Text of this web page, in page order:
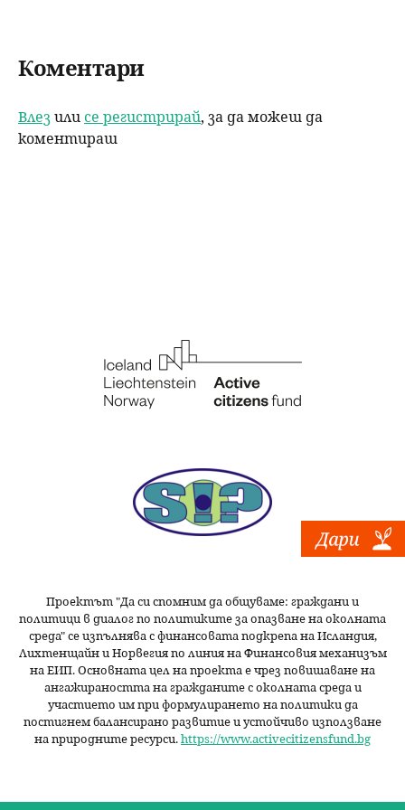
Коментари
Влезили се регистрирай, за да можеш да
коментираш
Проектът "Да си спомним даобщуваме: граждани и
политици в диалог по политиките за опазване на околната
среда" се изпълнява с финансовата подкрепа на Исландия,
Лихтенщайн и Норвегия по линия на Финансовия механизъм
на ЕИП. Основната цел на проекта е чрез повишаване на
ангажираността на гражданите с околната среда и
участието им при формулирането на политики да
постигнем балансирано развитие и устойчиво използване
на природните ресурси.https://www.activecitizensfund.bg